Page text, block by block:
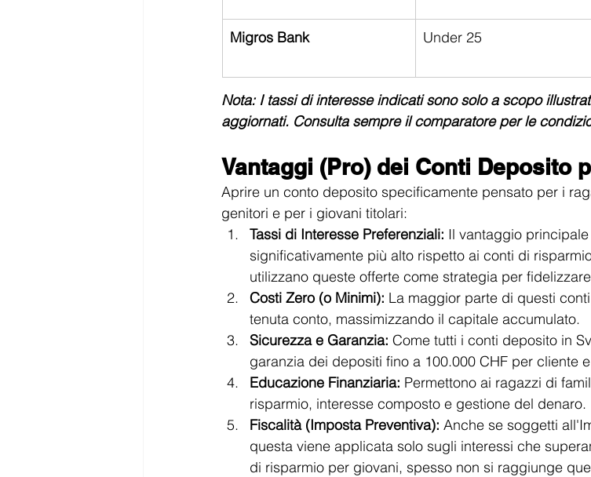
Migros Bank Under 25
Nota: I tassi di interesse indicati sono solo a scopo
aggiornati. Consulta sempre il comparatore per le
Vantaggi (Pro) dei Conti Deposito
Aprire un conto deposito specificamente pensato per i
genitori e per i giovani titolari:
Tassi di Interesse Preferenziali: Il vantaggio
significativamente più alto rispetto ai conti di
utilizzano queste offerte come strategia per
Costi Zero (o Minimi): La maggior parte di questi
tenuta conto, massimizzando il capitale accumulato.
Sicurezza e Garanzia: Come tutti i conti deposito in
garanzia dei depositi fino a 100.000 CHF per cliente
Educazione Finanziaria: Permettono ai ragazzi di
risparmio, interesse composto e gestione del denaro.
Fiscalità (Imposta Preventiva): Anche se soggetti
questa viene applicata solo sugli interessi che
di risparmio per giovani, spesso non si raggiunge